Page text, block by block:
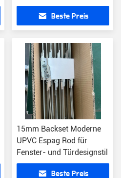
Backset 7.5mm
Beste Preis
15mm Backset Moderne
UPVC Espag Rod für
Fenster- und Türdesignstil
Beste Preis